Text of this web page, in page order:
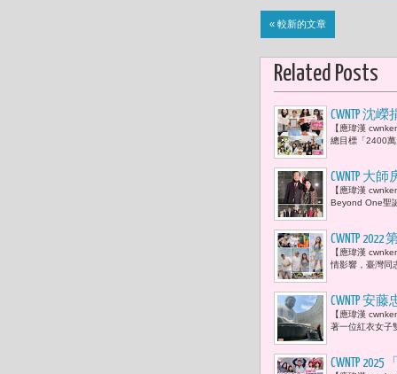
« 較新的文章
Related Posts
CWNTP 沈
萬元（回
【應瑋漢
總目標「2400
CWNTP 大
演，讓人
【應瑋漢
Beyond One聖
CWNTP
國書表示
理解，讓
【應瑋漢
情影響，臺灣同
CWNTP 安
個讓人沉思
【應瑋漢
著一位紅衣女子
CWNTP